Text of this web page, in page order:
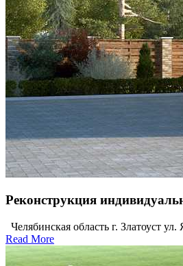
Реконструкция
Челябинская область г. Златоуст ул.
Read More